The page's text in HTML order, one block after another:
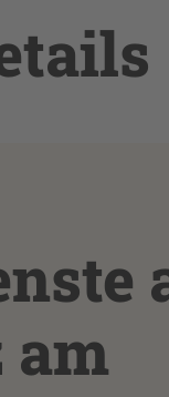
am